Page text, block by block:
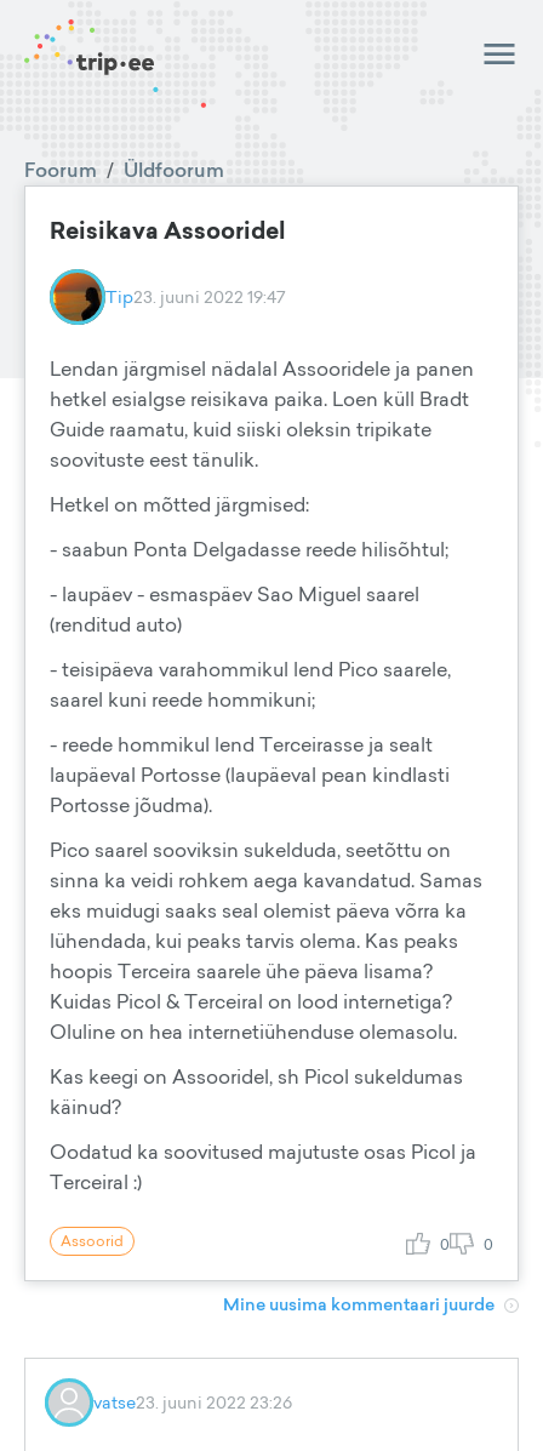
Foorum / Üldfoorum
Reisikava Assooridel
Tip23. juuni 2022 19:47
Lendan järgmisel nädalal Assooridele ja panen
hetkel esialgse reisikava paika. Loen küll Bradt
Guide raamatu, kuid siiski oleksin tripikate
soovituste eest tänulik.
Hetkel on mõtted järgmised:
- saabun Ponta Delgadasse reede hilisõhtul;
- laupäev - esmaspäev Sao Miguel saarel
(renditud auto)
- teisipäeva varahommikul lend Pico saarele,
saarel kuni reede hommikuni;
- reede hommikul lend Terceirasse ja sealt
laupäeval Portosse (laupäeval pean kindlasti
Portosse jõudma).
Pico saarel sooviksin sukelduda, seetõttu on
sinna ka veidi rohkem aega kavandatud. Samas
eks muidugi saaks seal olemist päeva võrra ka
lühendada, kui peaks tarvis olema. Kas peaks
hoopis Terceira saarele ühe päeva lisama?
Kuidas Picol & Terceiral on lood internetiga?
Oluline on hea internetiühenduse olemasolu.
Kas keegi on Assooridel, sh Picol sukeldumas
käinud?
Oodatud ka soovitused majutuste osas Picol ja
Terceiral :)
Assoorid 0 0
Mine uusima kommentaari juurde
vatse23. juuni 2022 23:26